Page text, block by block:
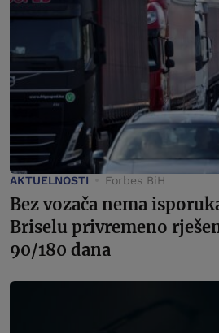
AKTUELNOSTI Forbes BiH
Bez vozača nema
Briselu privremeno
90/180 dana